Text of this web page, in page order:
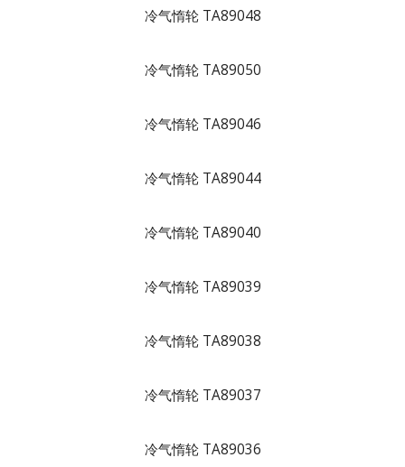
冷气惰轮 TA89048
冷气惰轮 TA89050
冷气惰轮 TA89046
冷气惰轮 TA89044
冷气惰轮 TA89040
冷气惰轮 TA89039
冷气惰轮 TA89038
冷气惰轮 TA89037
冷气惰轮 TA89036